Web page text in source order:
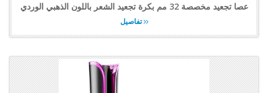
عصا تجعيد مخصصة 32 مم بكرة تجعيد الشعر باللون الذهبي الوردي
تفاصيل